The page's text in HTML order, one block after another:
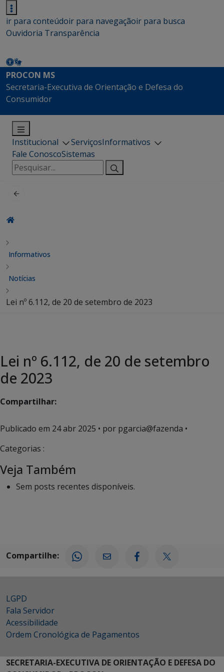
ir para conteúdoir para navegaçãoir para busca
Ouvidoria Transparência
PROCON MS
Secretaria-Executiva de Orientação e Defesa do
Consumidor
Institucional ServiçosInformativos
Fale ConoscoSistemas
Pesquisar
por:
Informativos
Notícias
Lei nº 6.112, de 20 de setembro de 2023
Lei nº 6.112, de 20 de setembro
de 2023
Compartilhar:
Publicado em 24 abr 2025 • por pgarcia@fazenda •
Categorias :
Veja Também
Sem posts recentes disponíveis.
Compartilhe:
LGPD
Fala Servidor
Acessibilidade
Ordem Cronológica de Pagamentos
SECRETARIA-EXECUTIVA DE ORIENTAÇÃO E DEFESA DO